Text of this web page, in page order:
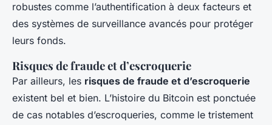
robustes comme l’authentification à deux facteurs et
des systèmes de surveillance avancés pour protéger
leurs fonds.
Risques de fraude et d’escroquerie
Par ailleurs, les risques de fraude et d’escroquerie
existent bel et bien. L’histoire du Bitcoin est ponctuée
de cas notables d’escroqueries, comme le tristement